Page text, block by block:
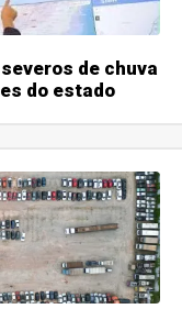
de chuva
do estado